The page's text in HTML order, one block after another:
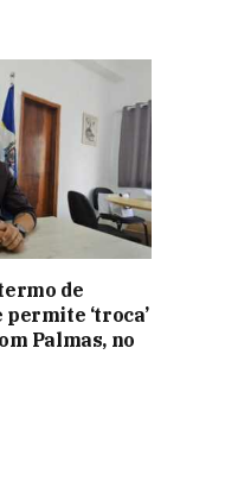
de
‘troca’
Palmas, no